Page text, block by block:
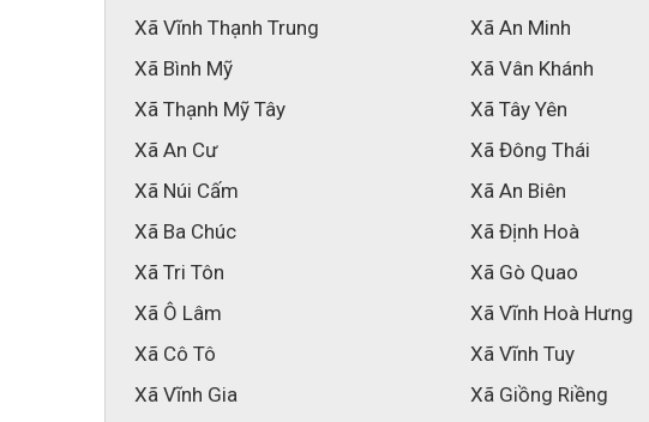
Xã Vĩnh Thạnh Trung
Xã Bình Mỹ
Xã Thạnh Mỹ Tây
Xã An Cư
Xã Núi Cấm
Xã Ba Chúc
Xã Tri Tôn
Xã Ô Lâm
Xã Cô Tô
Xã Vĩnh Gia
Xã An Minh
Xã Vân Khánh
Xã Tây Yên
Xã Đông Thái
Xã An Biên
Xã Định Hoà
Xã Gò Quao
Xã Vĩnh Hoà Hưng
Xã Vĩnh Tuy
Xã Giồng Riềng